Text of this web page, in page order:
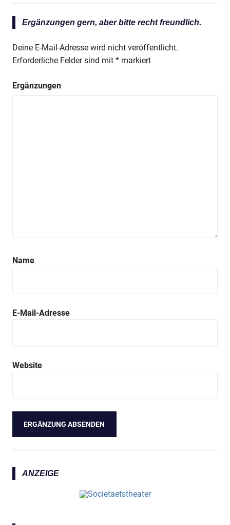
Ergänzungen gern, aber bitte recht freundlich.
Deine E-Mail-Adresse wird nicht veröffentlicht.
Erforderliche Felder sind mit * markiert
Ergänzungen
Name
E-Mail-Adresse
Website
ANZEIGE